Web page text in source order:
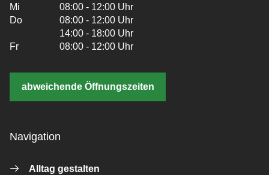
Mi
08:00 - 12:00 Uhr
Do
08:00 - 12:00 Uhr
14:00 - 18:00 Uhr
Fr
08:00 - 12:00 Uhr
abweichende Öffnungszeiten
Navigation
Alltag gestalten